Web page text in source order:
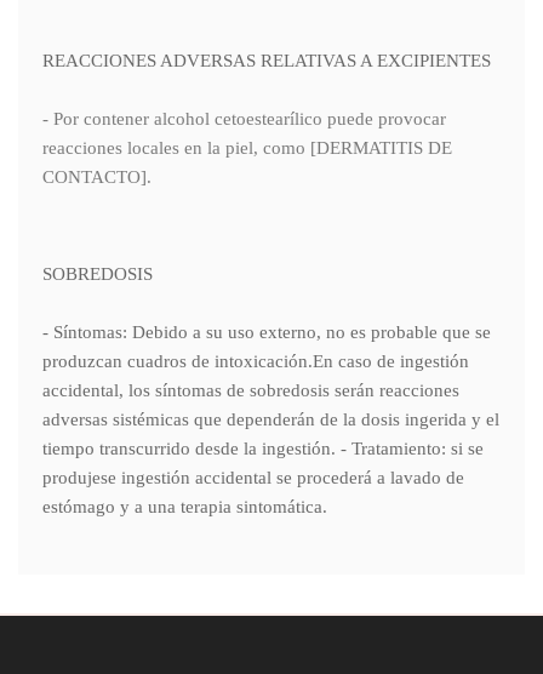
REACCIONES ADVERSAS RELATIVAS A EXCIPIENTES
- Por contener alcohol cetoestearílico puede provocar
reacciones locales en la piel, como [DERMATITIS DE
CONTACTO].
SOBREDOSIS
- Síntomas: Debido a su uso externo, no es probable que se
produzcan cuadros de intoxicación.En caso de ingestión
accidental, los síntomas de sobredosis serán reacciones
adversas sistémicas que dependerán de la dosis ingerida y el
tiempo transcurrido desde la ingestión. - Tratamiento: si se
produjese ingestión accidental se procederá a lavado de
estómago y a una terapia sintomática.